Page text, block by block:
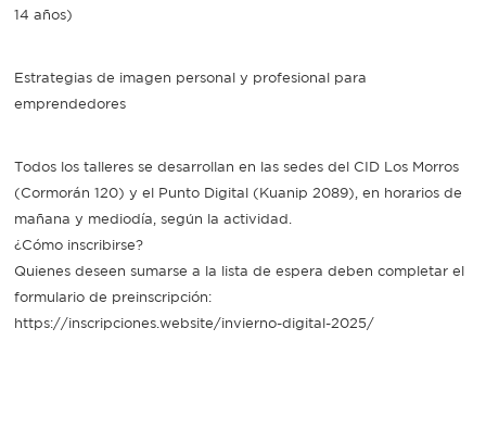
14 años)
Estrategias de imagen personal y profesional para
emprendedores
Todos los talleres se desarrollan en las sedes del CID Los Morros
(Cormorán 120) y el Punto Digital (Kuanip 2089), en horarios de
mañana y mediodía, según la actividad.
¿Cómo inscribirse?
Quienes deseen sumarse a la lista de espera deben completar el
formulario de preinscripción:
https://inscripciones.website/invierno-digital-2025/